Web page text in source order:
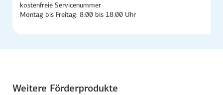
kostenfreie Servicenummer
Montag bis Freitag: 8:00 bis 18:00 Uhr
Weitere Förderprodukte